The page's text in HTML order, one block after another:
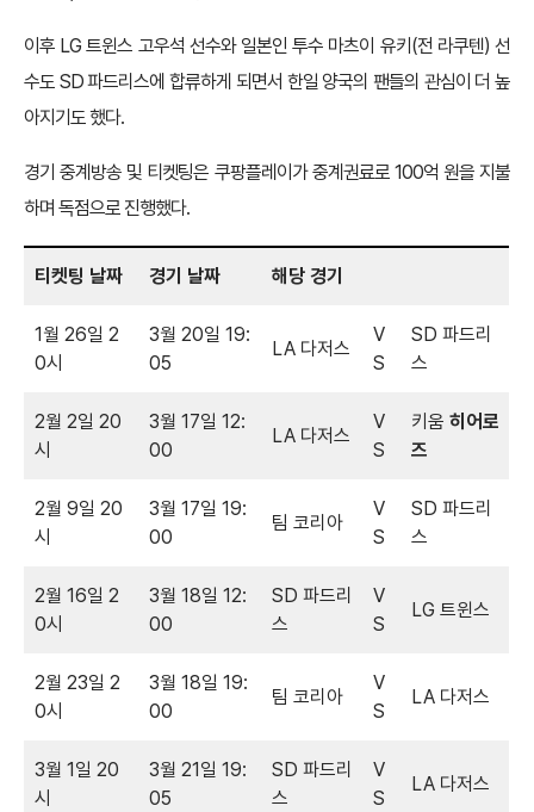
이후 LG 트윈스 고우석 선수와 일본인 투수 마츠이 유키(전 라쿠텐) 선
수도 SD 파드리스에 합류하게 되면서 한일 양국의 팬들의 관심이 더 높
아지기도 했다.
경기 중계방송 및 티켓팅은 쿠팡플레이가 중계권료로 100억 원을 지불
하며 독점으로 진행했다.
티켓팅 날짜 경기 날짜 해당 경기
1월 26일 2
0시
3월 20일 19:
05
LA 다저스
V
S
SD 파드리
스
2월 2일 20
시
3월 17일 12:
00
LA 다저스
V
S
키움 히어로
즈
2월 9일 20
시
3월 17일 19:
00
팀 코리아
V
S
SD 파드리
스
2월 16일 2
0시
3월 18일 12:
00
SD 파드리
스
V
S
LG 트윈스
2월 23일 2
0시
3월 18일 19:
00
팀 코리아
V
S
LA 다저스
3월 1일 20
시
3월 21일 19:
05
SD 파드리
스
V
S
LA 다저스